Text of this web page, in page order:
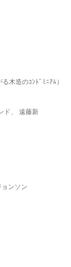
木造のｺﾝﾄﾞﾐﾆｱﾑ）
ド、 遠藤新
ンソン